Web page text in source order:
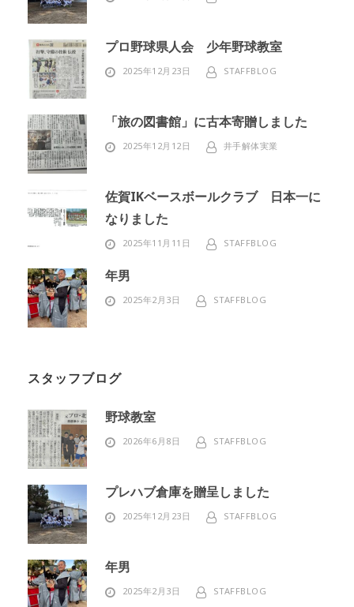
プロ野球県人会 少年野球教室
2025年12月23日 STAFFBLOG
「旅の図書館」に古本寄贈しました
2025年12月12日 井手解体実業
佐賀IKベースボールクラブ 日本一に
なりました
2025年11月11日 STAFFBLOG
年男
2025年2月3日 STAFFBLOG
スタッフブログ
野球教室
2026年6月8日 STAFFBLOG
プレハブ倉庫を贈呈しました
2025年12月23日 STAFFBLOG
年男
2025年2月3日 STAFFBLOG